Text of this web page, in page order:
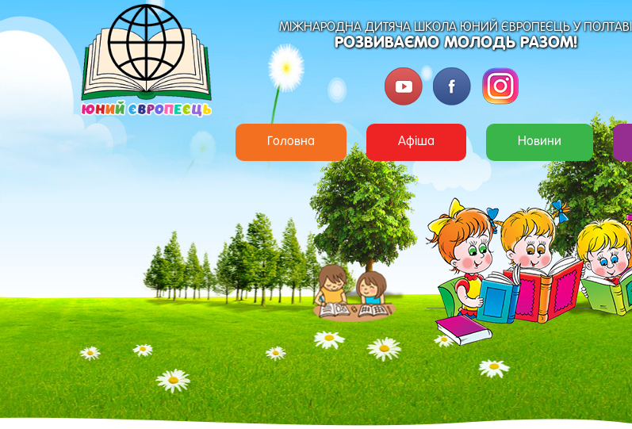
МІЖНАРОДНА ДИТЯЧА ШКОЛА ЮНИЙ ЄВРОПЕЄЦЬ У ПОЛТАВІ
РОЗВИВАЄМО МОЛОДЬ РАЗОМ!
Головна Афіша Новини